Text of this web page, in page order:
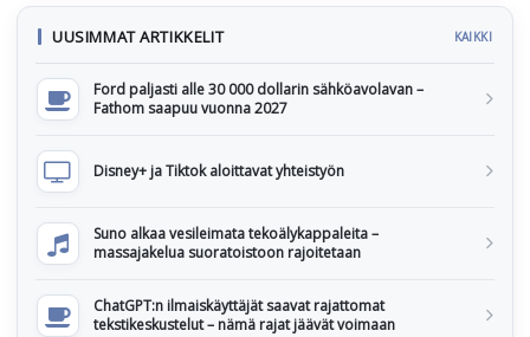
UUSIMMAT ARTIKKELIT KAIKKI
Ford paljasti alle 30 000 dollarin sähköavolavan –
Fathom saapuu vuonna 2027
Disney+ ja Tiktok aloittavat yhteistyön
Suno alkaa vesileimata tekoälykappaleita –
massajakelua suoratoistoon rajoitetaan
ChatGPT:n ilmaiskäyttäjät saavat rajattomat
tekstikeskustelut – nämä rajat jäävät voimaan